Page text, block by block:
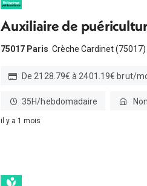
Auxiliaire de
75017 Paris Crèche Cardinet (75017)
De 2128.79€ à 2401.19€ brut/
35H/hebdomadaire Non
il y a 1 mois